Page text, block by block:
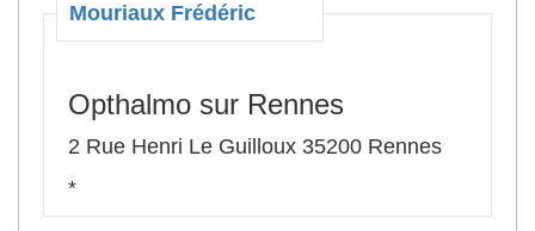
Mouriaux Frédéric
Opthalmo sur Rennes
2 Rue Henri Le Guilloux 35200 Rennes
*